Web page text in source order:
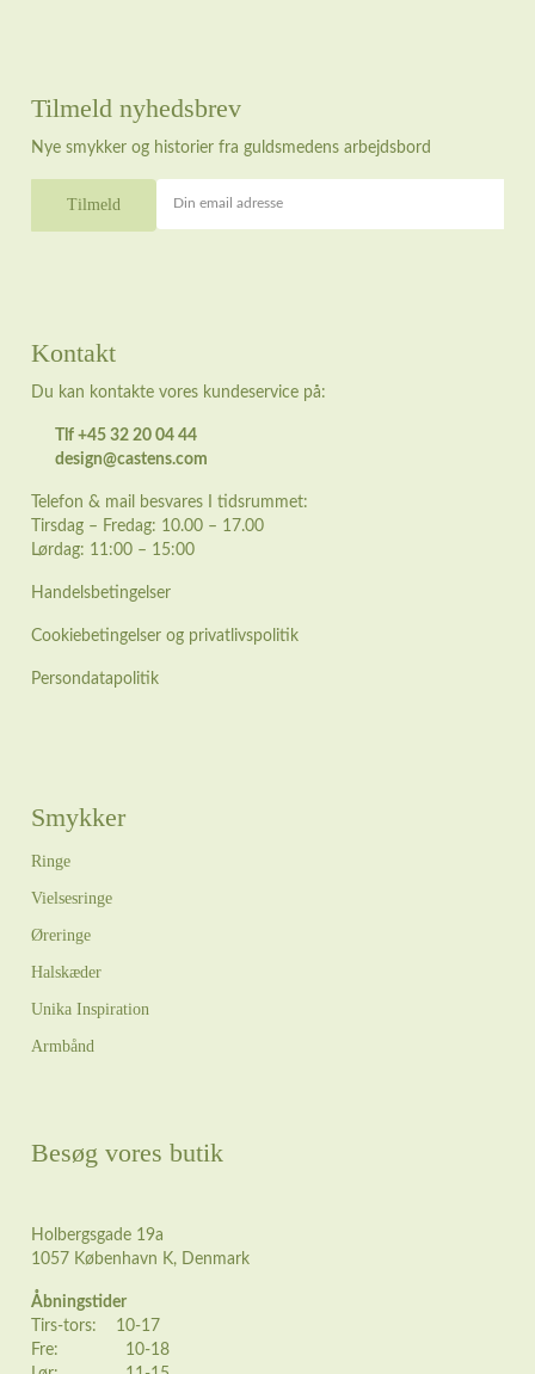
Kontakt
Du kan kontakte vores kundeservice på:
Tlf +45 32 20 04 44
design@castens.com
Telefon & mail besvares I tidsrummet:
Tirsdag – Fredag: 10.00 – 17.00
Lørdag: 11:00 – 15:00
Handelsbetingelser
Cookiebetingelser og privatlivspolitik
Persondatapolitik
Smykker
Ringe
Vielsesringe
Øreringe
Halskæder
Unika Inspiration
Armbånd
Besøg vores butik
Holbergsgade 19a
1057 København K, Denmark
Åbningstider
Tirs-tors: 10-17
Fre: 10-18
Tilmeld nyhedsbrev
Nye smykker og historier fra guldsmedens arbejdsbord
Din email adresse